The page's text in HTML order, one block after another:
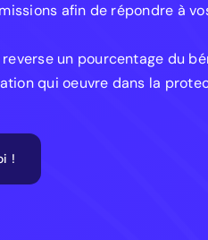
afin de répondre à
un pourcentage du
qui oeuvre dans la
!